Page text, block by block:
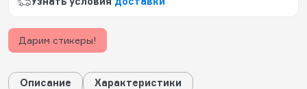
Дарим стикеры!
Описание
Характеристики